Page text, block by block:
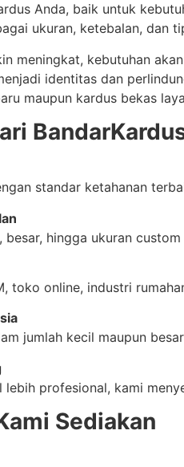
Anda, baik untuk
ukuran, ketebalan, dan
meningkat, kebutuhan
identitas dan
maupun kardus bekas
standar ketahanan
besar, hingga ukuran
toko online, industri
jumlah kecil maupun
profesional, kami
Sediakan